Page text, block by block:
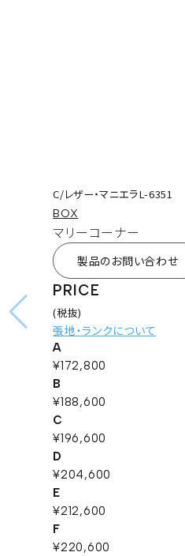
C/レザー・マニエラL-6351
BOX
マリーコーナー
製品のお問い合わせ
PRICE
(税抜)
張地・ランクについて
A
¥172,800
B
¥188,600
C
¥196,600
D
¥204,600
E
¥212,600
F
¥220,600